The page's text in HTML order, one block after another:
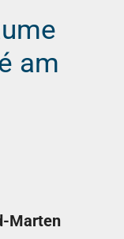
am
Marten